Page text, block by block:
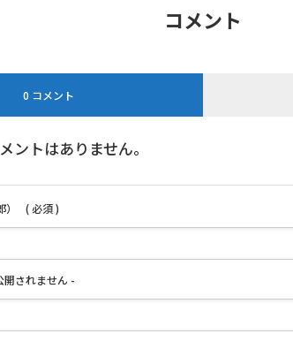
コメント
0 コメント
ントはありません。
( 必須 )
開されません -